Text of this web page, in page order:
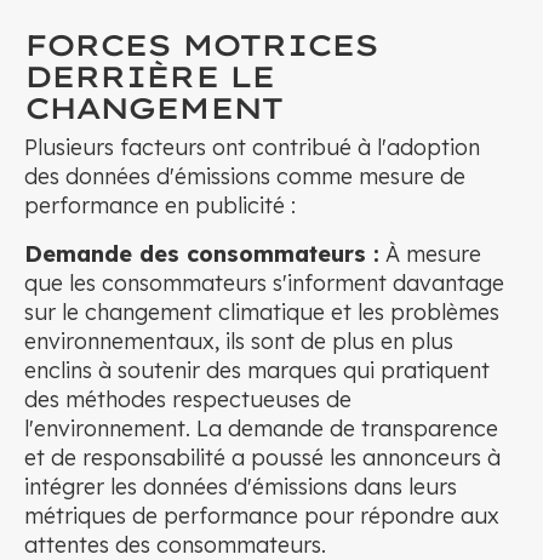
FORCES MOTRICES
DERRIÈRE LE
CHANGEMENT
Plusieurs facteurs ont contribué à l'adoption
des données d'émissions comme mesure de
performance en publicité :
Demande des consommateurs : À mesure
que les consommateurs s'informent davantage
sur le changement climatique et les problèmes
environnementaux, ils sont de plus en plus
enclins à soutenir des marques qui pratiquent
des méthodes respectueuses de
l'environnement. La demande de transparence
et de responsabilité a poussé les annonceurs à
intégrer les données d'émissions dans leurs
métriques de performance pour répondre aux
attentes des consommateurs.